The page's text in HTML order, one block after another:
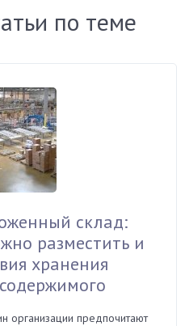
по теме
склад:
разместить и
хранения
организации предпочитают